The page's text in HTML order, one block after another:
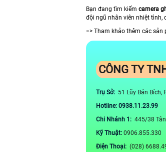
Bạn đang tìm kiếm camera
đội ngũ nhân viên nhiệt tình,
=> Tham khảo thêm các sản
CÔNG TY
Trụ Sở: 51 Lũy Bán Bích,
Hotline: 0938.11.23.99
Chi Nhánh 1: 445/38 Tân
Kỹ Thuật: 0906.855.330
Điện Thoại: (028)